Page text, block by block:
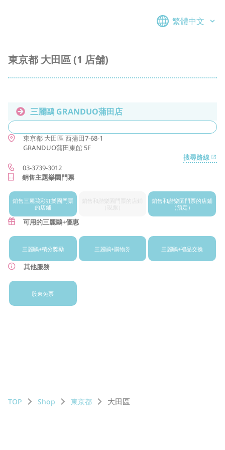
繁體中文
東京都 大田區 (1 店舗)
三麗鷗 GRANDUO蒲田店
東京都 大田區 西蒲田7-68-1
GRANDUO蒲田東館 5F
搜尋路線
03-3739-3012
銷售主題樂園門票
銷售三麗鷗彩虹樂園門票
的店鋪
銷售和諧樂園
門票的店鋪
銷售和諧樂園門票的店鋪
（預定）
可用的三麗鷗+優惠
三麗鷗+積分獎勵 三麗鷗+購物券 三麗鷗+禮品交換
其他服務
股東免票
TOP Shop 東京都 大田區